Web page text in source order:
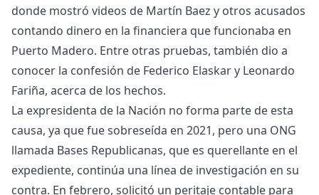
donde mostró videos de Martín Baez y otros acusados
contando dinero en la financiera que funcionaba en
Puerto Madero. Entre otras pruebas, también dio a
conocer la confesión de Federico Elaskar y Leonardo
Fariña, acerca de los hechos.
La expresidenta de la Nación no forma parte de esta
causa, ya que fue sobreseída en 2021, pero una ONG
llamada Bases Republicanas, que es querellante en el
expediente, continúa una línea de investigación en su
contra. En febrero, solicitó un peritaje contable para